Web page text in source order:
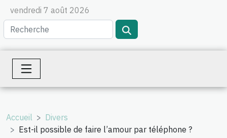
vendredi 7 août 2026
Accueil
Divers
Est-il possible de faire l’amour par téléphone ?